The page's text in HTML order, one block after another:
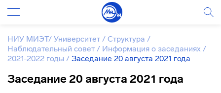
НИУ МИЭТ/ Университет / Структура /
Наблюдательный совет / Информация о заседаниях /
2021-2022 годы / Заседание 20 августа 2021 года
Заседание 20 августа 2021 года